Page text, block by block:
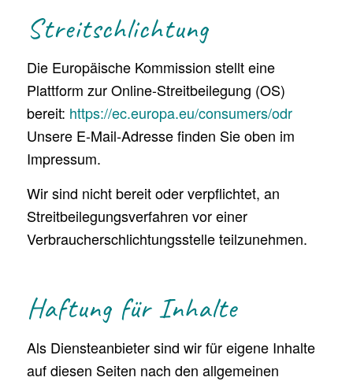
Streitschlichtung
Die Europäische Kommission stellt eine
Plattform zur Online-Streitbeilegung (OS)
bereit: https://ec.europa.eu/consumers/odr
Unsere E-Mail-Adresse finden Sie oben im
Impressum.
Wir sind nicht bereit oder verpflichtet, an
Streitbeilegungsverfahren vor einer
Verbraucherschlichtungsstelle teilzunehmen.
Haftung für Inhalte
Als Diensteanbieter sind wir für eigene Inhalte
auf diesen Seiten nach den allgemeinen